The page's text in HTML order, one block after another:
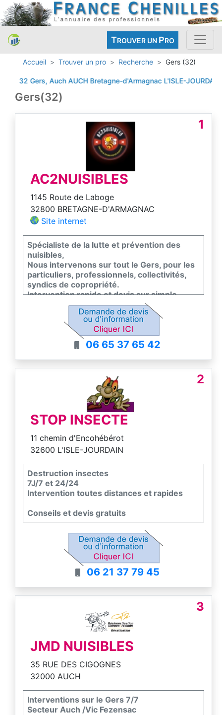
TROUVER UN PRO
Accueil Trouver un pro Recherche Gers (32)
32 Gers, AuchAUCH Bretagne-d'Armagnac L'ISLE-JOURDAIN
Gers(32)
1
AC2NUISIBLES
1145 Route de Laboge
32800 BRETAGNE-D'ARMAGNAC
Site internet
Spécialiste de la lutte et prévention des
nuisibles,
Nous intervenons sur tout le Gers, pour les
particuliers, professionnels, collectivités,
syndics de copropriété.
Intervention rapide et devis sur simple
Titulaire du certibiocide délivré par le
ministère du développement durable.
06 65 37 65 42
2
STOP INSECTE
11 chemin d'Encohébérot
32600 L'ISLE-JOURDAIN
Destruction insectes
7J/7 et 24/24
Intervention toutes distances et rapides
Conseils et devis gratuits
06 21 37 79 45
3
JMD NUISIBLES
35 RUE DES CIGOGNES
32000 AUCH
Interventions sur le Gers 7/7
Secteur Auch /Vic Fezensac